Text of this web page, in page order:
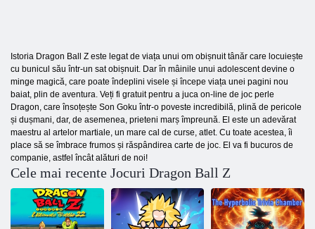
Istoria Dragon Ball Z este legat de viața unui om obișnuit tânăr care locuiește
cu bunicul său într-un sat obișnuit. Dar în mâinile unui adolescent devine o
minge magică, care poate îndeplini visele și începe viața unei pagini nou
baiat, plin de aventura. Veți fi gratuit pentru a juca on-line de joc perle
Dragon, care însoțește Son Goku într-o poveste incredibilă, plină de pericole
și dușmani, dar, de asemenea, prieteni marș împreună. El este un adevărat
maestru al artelor martiale, un mare cal de curse, atlet. Cu toate acestea, îi
place să se îmbrace frumos și răspândirea carte de joc. El va fi bucuros de
companie, astfel încât alături de noi!
Cele mai recente Jocuri Dragon Ball Z